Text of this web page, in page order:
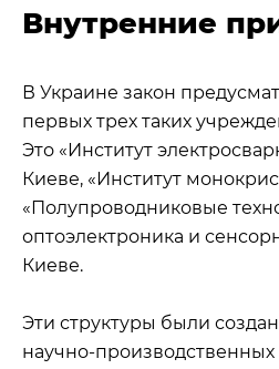
Внутренние
В Украине закон
первых трех таких
Это «Институт
Киеве, «Институт
«Полупроводниковые
оптоэлектроника и
Киеве.
Эти структуры были
научно-производственных